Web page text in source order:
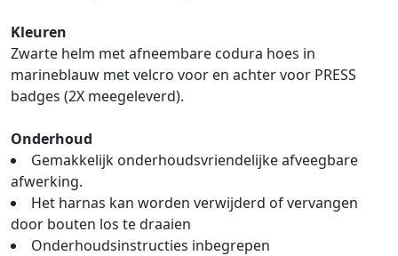
Kleuren
Zwarte helm met afneembare codura hoes in
marineblauw met velcro voor en achter voor PRESS
badges (2X meegeleverd).
Onderhoud
Gemakkelijk onderhoudsvriendelijke afveegbare
afwerking.
Het harnas kan worden verwijderd of vervangen
door bouten los te draaien
Onderhoudsinstructies inbegrepen